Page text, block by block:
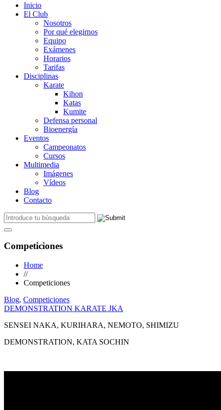
Inicio
El Club
Nosotros
Por qué elegirnos
Equipo
Exámenes
Horarios
Tarifas
Disciplinas
Karate
Kihon
Katas
Kumite
Defensa personal
Bioenergía
Eventos
Campeonatos
Cursos
Multimedia
Imágenes
Vídeos
Blog
Contacto
Competiciones
Home
//
Competiciones
Blog, Competiciones
DEMONSTRATION KARATE JKA
SENSEI NAKA, KURIHARA, NEMOTO, SHIMIZU
DEMONSTRATION, KATA SOCHIN